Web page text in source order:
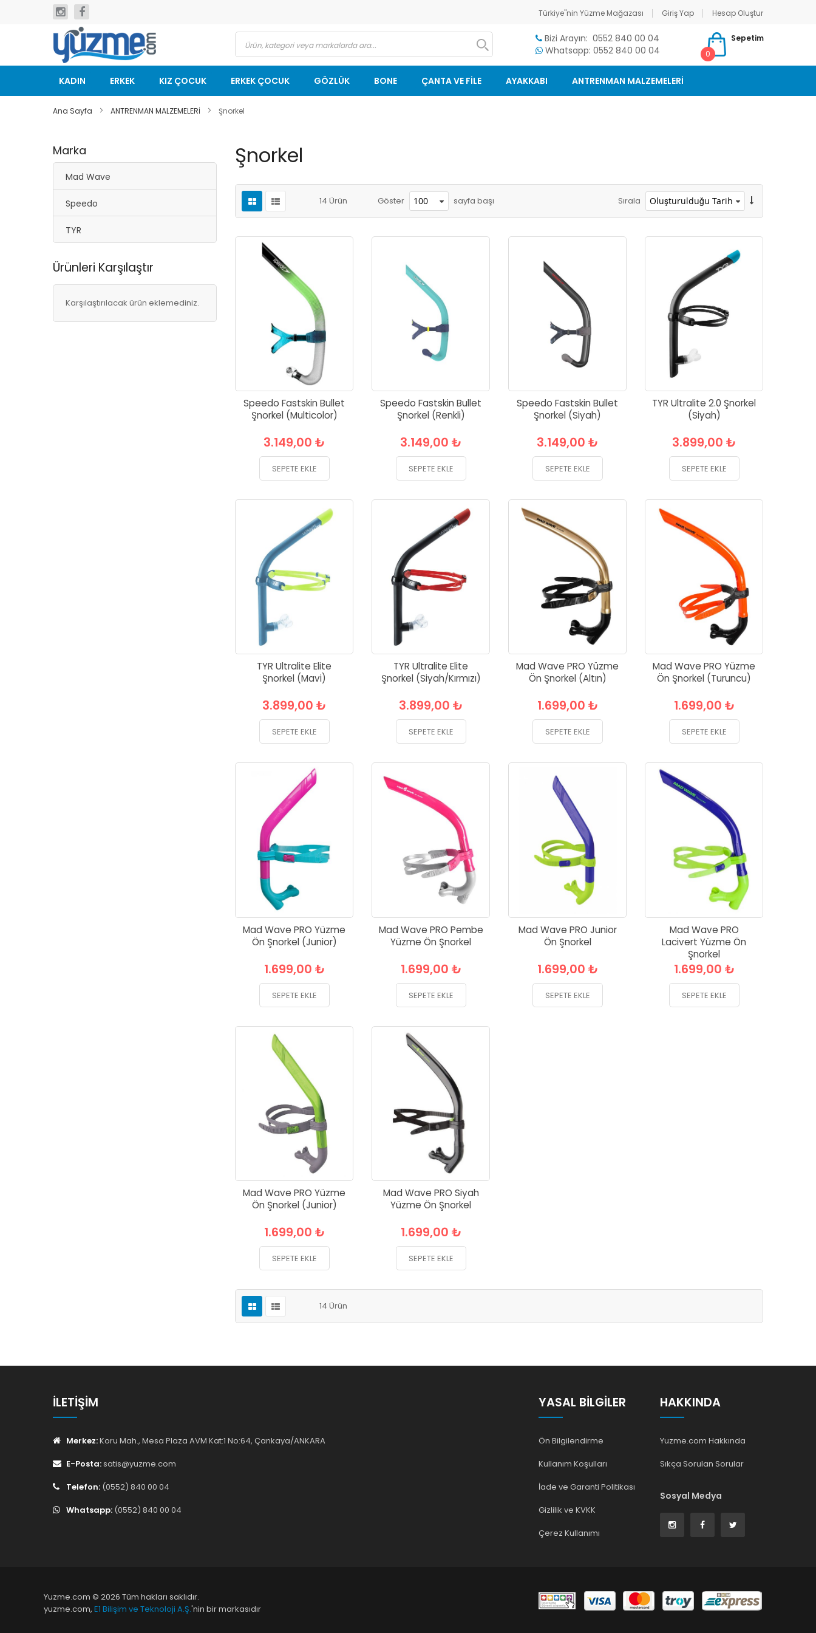
Türkiye"nin Yüzme Mağazası Giriş Yap
Hesap Oluştur
geç
Bizi Arayın: 0552 840 00 04
Whatsapp: 0552 840 00 04
Sepetim
0
KADIN ERKEK KIZ ÇOCUK ERKEK ÇOCUK GÖZLÜK BONE ÇANTA VE FİLE AYAKKABI ANTRENMAN MALZEMELERİ
Ana Sayfa ANTRENMAN MALZEMELERİ Şnorkel
Şnorkel
14 Ürün Göster sayfa başı Sırala
Speedo Fastskin Bullet
Şnorkel (Multicolor)
3.149,00 ₺
SEPETE EKLE
Speedo Fastskin Bullet
Şnorkel (Renkli)
3.149,00 ₺
SEPETE EKLE
Speedo Fastskin Bullet
Şnorkel (Siyah)
3.149,00 ₺
SEPETE EKLE
TYR Ultralite 2.0 Şnorkel
(Siyah)
3.899,00 ₺
SEPETE EKLE
TYR Ultralite Elite
Şnorkel (Mavi)
3.899,00 ₺
SEPETE EKLE
TYR Ultralite Elite
Şnorkel (Siyah/Kırmızı)
3.899,00 ₺
SEPETE EKLE
Mad Wave PRO Yüzme
Ön Şnorkel (Altın)
1.699,00 ₺
SEPETE EKLE
Mad Wave PRO Yüzme
Ön Şnorkel (Turuncu)
1.699,00 ₺
SEPETE EKLE
Mad Wave PRO Yüzme
Ön Şnorkel (Junior)
1.699,00 ₺
SEPETE EKLE
Mad Wave PRO Pembe
Yüzme Ön Şnorkel
1.699,00 ₺
SEPETE EKLE
Mad Wave PRO Junior
Ön Şnorkel
1.699,00 ₺
SEPETE EKLE
Mad Wave PRO
Lacivert Yüzme Ön
Şnorkel
1.699,00 ₺
SEPETE EKLE
Mad Wave PRO Yüzme
Ön Şnorkel (Junior)
1.699,00 ₺
SEPETE EKLE
Mad Wave PRO Siyah
Yüzme Ön Şnorkel
1.699,00 ₺
SEPETE EKLE
14 Ürün
Marka
Mad Wave
Speedo
TYR
Ürünleri Karşılaştır
Karşılaştırılacak ürün eklemediniz.
İLETIŞIM
Merkez:Koru Mah., Mesa Plaza AVM Kat:1 No:64, Çankaya/ANKARA
E-Posta:satis@yuzme.com
Telefon: (0552) 840 00 04
Whatsapp: (0552) 840 00 04
YASAL BILGILER
Ön Bilgilendirme
Kullanım Koşulları
İade ve Garanti Politikası
Gizlilik ve KVKK
Çerez Kullanımı
HAKKINDA
Yuzme.com Hakkında
Sıkça Sorulan Sorular
Sosyal Medya
Yuzme.com © 2026 Tüm hakları saklıdır.
yuzme.com, E1 Bilişim ve Teknoloji A.Ş.'nin bir markasıdır